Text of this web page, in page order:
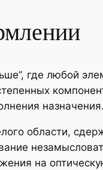
где любой
назначения.
области,
на